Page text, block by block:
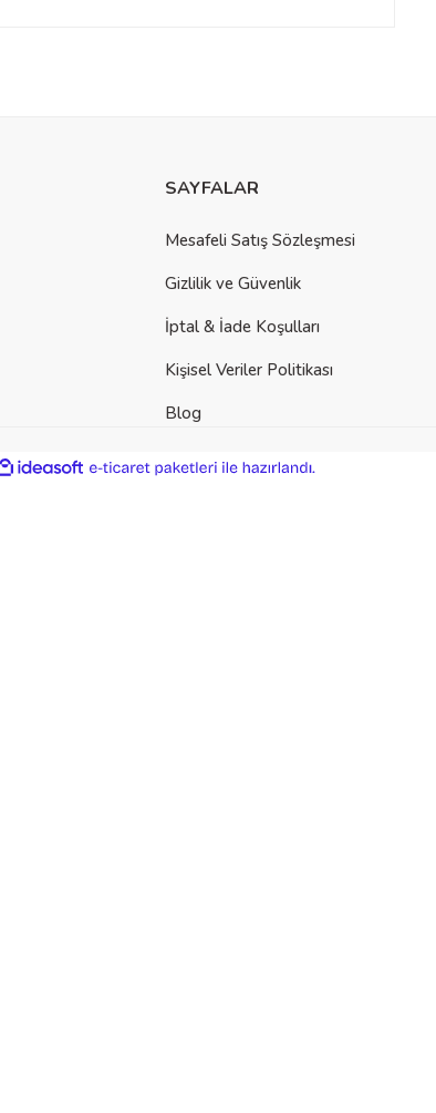
SAYFALAR
Mesafeli Satış Sözleşmesi
Gizlilik ve Güvenlik
İptal & İade Koşulları
Kişisel Veriler Politikası
Blog
ideasoft
e-